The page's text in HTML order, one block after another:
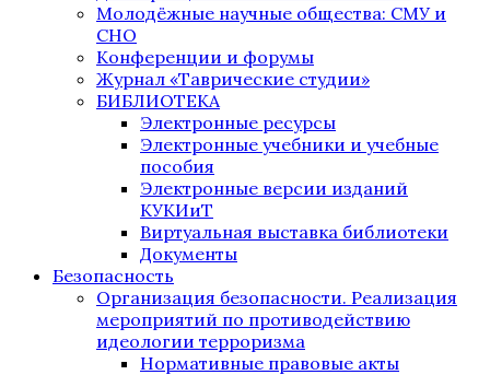
Молодёжные научные общества: СМУ и
СНО
Конференции и форумы
Журнал «Таврические студии»
БИБЛИОТЕКА
Электронные ресурсы
Электронные учебники и учебные
пособия
Электронные версии изданий
КУКИиТ
Виртуальная выставка библиотеки
Документы
Безопасность
Организация безопасности. Реализация
мероприятий по противодействию
идеологии терроризма
Нормативные правовые акты